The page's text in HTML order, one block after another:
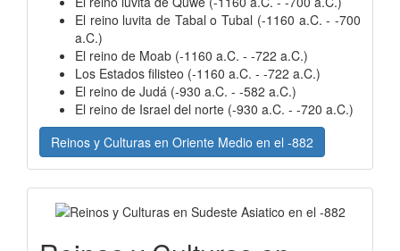
El reino luvita de Tabal o Tubal (-1160 a.C. - -700
a.C.)
El reino de Moab (-1160 a.C. - -722 a.C.)
Los Estados filisteo (-1160 a.C. - -722 a.C.)
El reino de Judá (-930 a.C. - -582 a.C.)
El reino de Israel del norte (-930 a.C. - -720 a.C.)
Reinos y Culturas en Oriente Medio en el -882